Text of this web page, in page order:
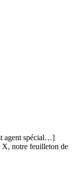
agent spécial…]
X, notre feuilleton de